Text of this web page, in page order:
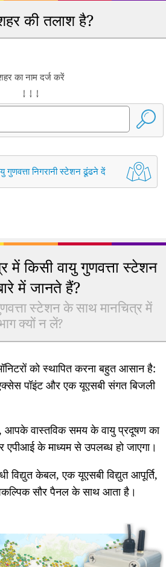
की तलाश है?
का नाम दर्ज करें
↓ ↓ ↓
गुणवत्ता निगरानी स्टेशन ढूंढने दें
में किसी वायु गुणवत्ता स्टेशन
में जानते हैं?
स्टेशन के साथ मानचित्र में
क्यों न लें?
को स्थापित करना बहुत आसान है:
पॉइंट और एक यूएसबी संगत बिजली
आपके वास्तविक समय के वायु प्रदूषण का
एपीआई के माध्यम से उपलब्ध हो जाएगा।
विद्युत केबल, एक यूएसबी विद्युत आपूर्ति,
सौर पैनल के साथ आता है।